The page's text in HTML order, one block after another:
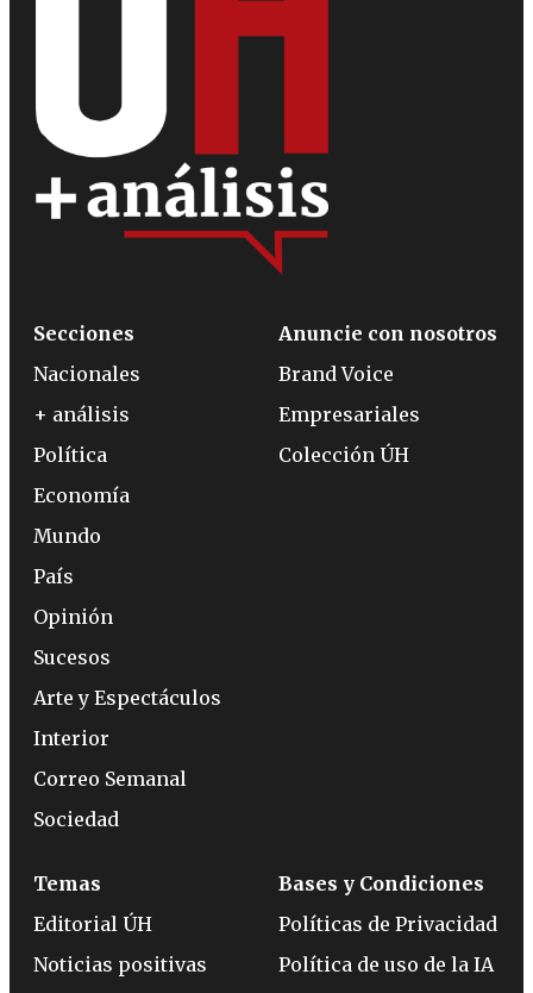
Secciones
Nacionales
+ análisis
Política
Economía
Mundo
País
Opinión
Sucesos
Arte y Espectáculos
Interior
Correo Semanal
Sociedad
Anuncie con nosotros
Brand Voice
Empresariales
Colección ÚH
Temas
Editorial ÚH
Noticias positivas
Bases y Condiciones
Políticas de Privacidad
Política de uso de la IA